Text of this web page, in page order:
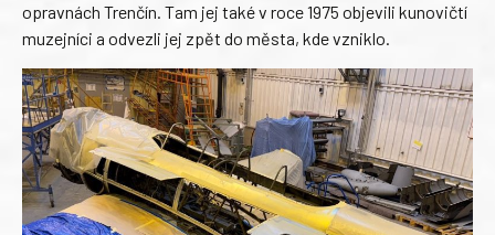
opravnách Trenčín. Tam jej také v roce 1975 objevili kunovičtí
muzejníci a odvezli jej zpět do města, kde vzniklo.